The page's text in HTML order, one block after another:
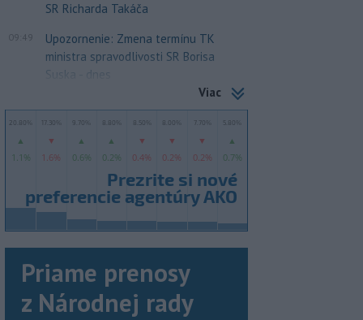
SR Richarda Takáča
09:49
Upozornenie: Zmena termínu TK
ministra spravodlivosti SR Borisa
Suska - dnes
Viac
Priame prenosy
z Národnej rady